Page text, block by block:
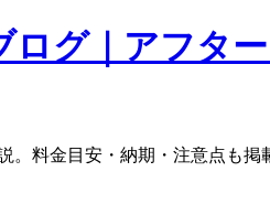
グ｜アフタ
料金目安・納期・注意点も掲